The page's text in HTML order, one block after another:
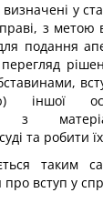
у
з
подання
іншої
з
та робити їх
таким
вступ у